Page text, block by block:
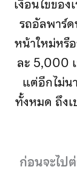
เงื่อนไขขอ
รถอัลพาร์
หน้าใหม่หรื
ละ 5,000
แต่อีกไม่น
ทั้งหมด ถึงเ
ก่อนจะไป